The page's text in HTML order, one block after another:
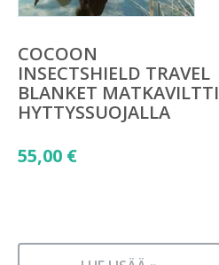
COCOON
INSECTSHIELD TRAVEL
BLANKET MATKAVILTTI
HYTTYSSUOJALLA
55,00 €